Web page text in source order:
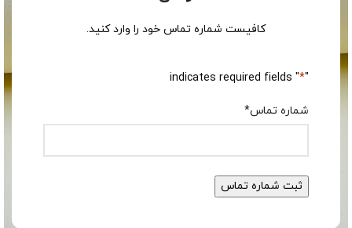
کافیست شماره تماس خود را وارد کنید.
"
*
" indicates required fields
شماره تماس*